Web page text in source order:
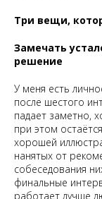
Три вещи,
Замечать
решение
У меня есть
после шестого
падает заметно,
при этом
хорошей
нанятых от
собеседования
финальные
работает лучше